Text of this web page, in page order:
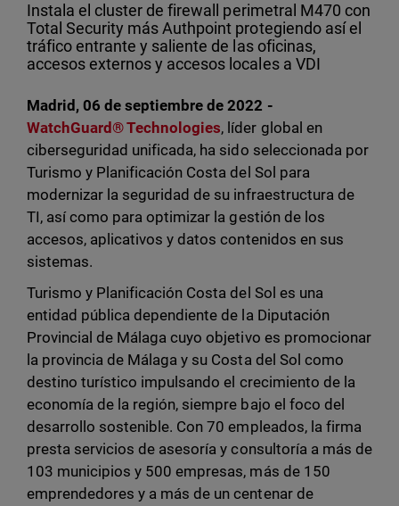
Instala el cluster de firewall perimetral M470 con
Total Security más Authpoint protegiendo así el
tráfico entrante y saliente de las oficinas,
accesos externos y accesos locales a VDI
Madrid, 06 de septiembre de 2022 -
WatchGuard® Technologies, líder global en
ciberseguridad unificada, ha sido seleccionada por
Turismo y Planificación Costa del Sol para
modernizar la seguridad de su infraestructura de
TI, así como para optimizar la gestión de los
accesos, aplicativos y datos contenidos en sus
sistemas.
Turismo y Planificación Costa del Sol es una
entidad pública dependiente de la Diputación
Provincial de Málaga cuyo objetivo es promocionar
la provincia de Málaga y su Costa del Sol como
destino turístico impulsando el crecimiento de la
economía de la región, siempre bajo el foco del
desarrollo sostenible. Con 70 empleados, la firma
presta servicios de asesoría y consultoría a más de
103 municipios y 500 empresas, más de 150
emprendedores y a más de un centenar de